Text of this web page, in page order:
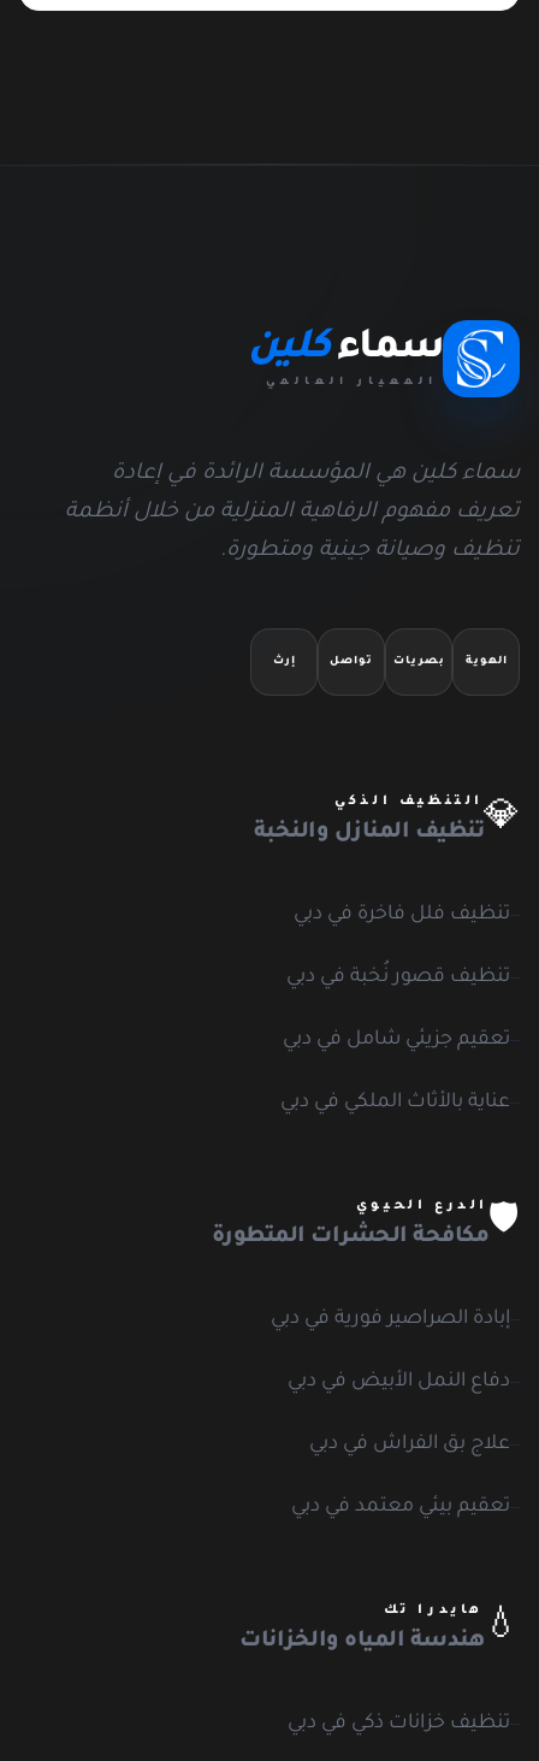
سماءكلين
المعيار العالمي
سماء كلين هي المؤسسة الرائدة في إعادة
تعريف مفهوم الرفاهية المنزلية من خلال أنظمة
تنظيف وصيانة جينية ومتطورة.
الهوية بصريات تواصل إرث
💎
التنظيف الذكي
تنظيف المنازل والنخبة
تنظيف فلل فاخرة في دبي
تنظيف قصور نُخبة في دبي
تعقيم جزيئي شامل في دبي
عناية بالأثاث الملكي في دبي
🛡️
الدرع الحيوي
مكافحة الحشرات المتطورة
إبادة الصراصير فورية في دبي
دفاع النمل الأبيض في دبي
علاج بق الفراش في دبي
تعقيم بيئي معتمد في دبي
💧
هايدرا تك
هندسة المياه والخزانات
تنظيف خزانات ذكي في دبي